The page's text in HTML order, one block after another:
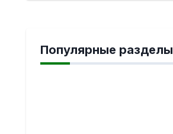
Популярные разделы